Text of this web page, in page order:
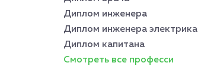
Диплом инженера
Диплом инженера электрика
Диплом капитана
Смотреть все професси